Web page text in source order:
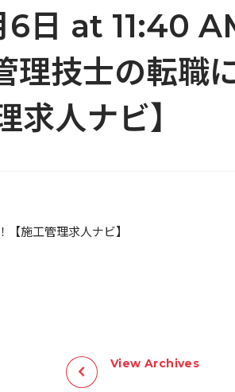
日 at 11:40
技士の転職
人ナビ】
施工管理求人ナビ】
View Archives